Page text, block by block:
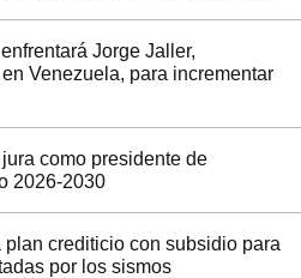
Jorge Jaller,
Venezuela, para incrementar
como presidente de
2026-2030
crediticio con subsidio para
por los sismos